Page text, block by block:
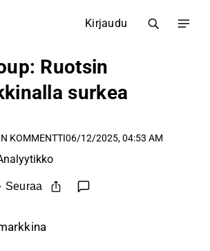
Kirjaudu
Ruotsin
surkea
KOMMENTTI06/12/2025, 04:53 AM
Seuraa